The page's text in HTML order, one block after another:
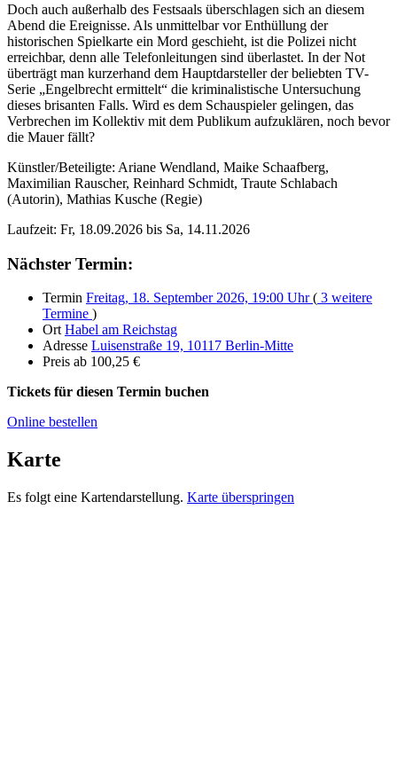
Doch auch außerhalb des Festsaals überschlagen sich an diesem
Abend die Ereignisse. Als unmittelbar vor Enthüllung der
historischen Spielkarte ein Mord geschieht, ist die Polizei nicht
erreichbar, denn alle Telefonleitungen sind überlastet. In der Not
überträgt man kurzerhand dem Hauptdarsteller der beliebten TV-
Serie „Engelbrecht ermittelt“ die kriminalistische Untersuchung
dieses brisanten Falls. Wird es dem Schauspieler gelingen, das
Verbrechen im Kollektiv mit dem Publikum aufzuklären, noch bevor
die Mauer fällt?
Künstler/Beteiligte: Ariane Wendland, Maike Schaafberg,
Maximilian Rauscher, Reinhard Schmidt, Traute Schlabach
(Autorin), Mathias Kusche (Regie)
Laufzeit: Fr, 18.09.2026 bis Sa, 14.11.2026
Nächster Termin:
Termin Freitag, 18. September 2026, 19:00 Uhr( 3 weitere
Termine )
Ort Habel am Reichstag
Adresse Luisenstraße 19, 10117 Berlin-Mitte
Preis ab 100,25 €
Tickets für diesen Termin buchen
Online bestellen
Karte
Es folgt eine Kartendarstellung. Karte überspringen